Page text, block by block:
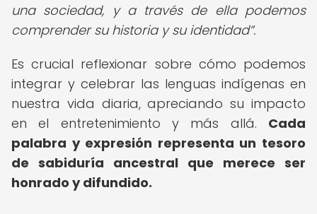
una sociedad, y a través de ella podemos
comprender su historia y su identidad .
Es crucial reflexionar sobre cómo podemos
integrar y celebrar las lenguas indígenas en
nuestra vida diaria, apreciando su impacto
en el entretenimiento y más allá. Cada
palabra y expresión representa un tesoro
de sabiduría ancestral que merece ser
honrado y difundido.